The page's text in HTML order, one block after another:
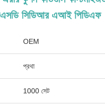
সিডিআর এআই পিডিএফ
OEM
প্রথা
1000 সেট